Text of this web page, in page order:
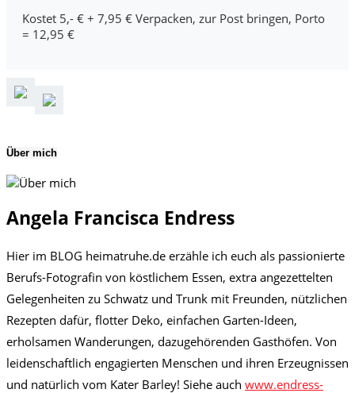
Kostet 5,- € + 7,95 € Verpacken, zur Post bringen, Porto
= 12,95 €
Über mich
Angela Francisca Endress
Hier im BLOG heimatruhe.de erzähle ich euch als passionierte
Berufs-Fotografin von köstlichem Essen, extra angezettelten
Gelegenheiten zu Schwatz und Trunk mit Freunden, nützlichen
Rezepten dafür, flotter Deko, einfachen Garten-Ideen,
erholsamen Wanderungen, dazugehörenden Gasthöfen. Von
leidenschaftlich engagierten Menschen und ihren Erzeugnissen
und natürlich vom Kater Barley! Siehe auch www.endress-